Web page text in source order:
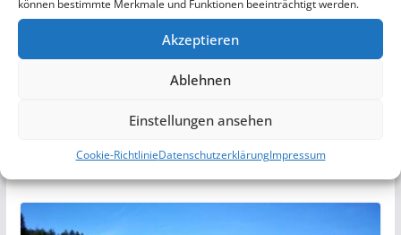
können bestimmte Merkmale und Funktionen beeinträchtigt werden.
Akzeptieren
Ablehnen
Einstellungen ansehen
Cookie-RichtlinieDatenschutzerklärungImpressum
Freudenstadt im Schwarzwald –